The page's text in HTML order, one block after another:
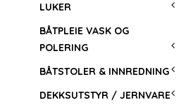
LUKER
BÅTPLEIE VASK OG
POLERING
BÅTSTOLER & INNREDNING
DEKKSUTSTYR / JERNVARE